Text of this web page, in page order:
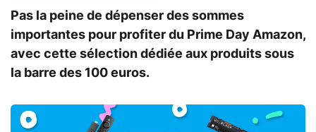
Pas la peine de dépenser des sommes
importantes pour profiter du Prime Day Amazon,
avec cette sélection dédiée aux produits sous
la barre des 100 euros.